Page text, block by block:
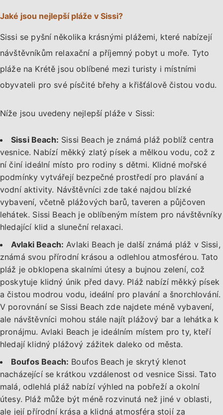
Jaké jsou nejlepší pláže v Sissi?
Sissi se pyšní několika krásnými plážemi, které nabízejí
návštěvníkům relaxační a příjemný pobyt u moře. Tyto
pláže na Krétě jsou oblíbené mezi turisty i místními
obyvateli pro své písčité břehy a křišťálově čistou vodu.
Níže jsou uvedeny nejlepší pláže v Sissi:
Sissi Beach: Sissi Beach je známá pláž poblíž centra
vesnice. Nabízí měkký zlatý písek a mělkou vodu, což z
ní činí ideální místo pro rodiny s dětmi. Klidné mořské
podmínky vytvářejí bezpečné prostředí pro plavání a
vodní aktivity. Návštěvníci zde také najdou blízké
vybavení, včetně plážových barů, taveren a půjčoven
lehátek. Sissi Beach je oblíbeným místem pro návštěvníky
hledající klid a sluneční relaxaci.
Avlaki Beach: Avlaki Beach je další známá pláž v Sissi,
známá svou přírodní krásou a odlehlou atmosférou. Tato
pláž je obklopena skalními útesy a bujnou zelení, což
poskytuje klidný únik před davy. Pláž nabízí měkký písek
a čistou modrou vodu, ideální pro plavání a šnorchlování.
V porovnání se Sissi Beach zde najdete méně vybavení,
ale návštěvníci mohou stále najít plážový bar a lehátka k
pronájmu. Avlaki Beach je ideálním místem pro ty, kteří
hledají klidný plážový zážitek daleko od města.
Boufos Beach: Boufos Beach je skrytý klenot
nacházející se krátkou vzdálenost od vesnice Sissi. Tato
malá, odlehlá pláž nabízí výhled na pobřeží a okolní
útesy. Pláž může být méně rozvinutá než jiné v oblasti,
ale její přírodní krása a klidná atmosféra stojí za